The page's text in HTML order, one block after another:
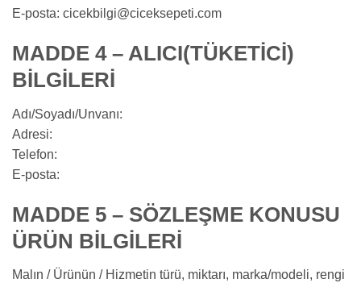
E-posta: cicekbilgi@ciceksepeti.com
MADDE 4 – ALICI(TÜKETİCİ)
BİLGİLERİ
Adı/Soyadı/Unvanı:
Adresi:
Telefon:
E-posta:
MADDE 5 – SÖZLEŞME KONUSU
ÜRÜN BİLGİLERİ
Malın / Ürünün / Hizmetin türü, miktarı, marka/modeli, rengi